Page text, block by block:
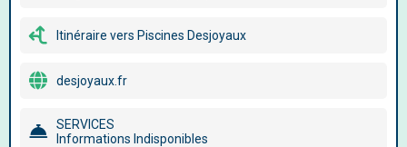
Itinéraire vers Piscines Desjoyaux
desjoyaux.fr
SERVICES
Informations Indisponibles